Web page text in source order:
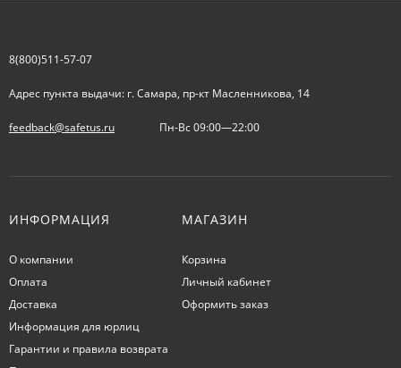
8(800)511-57-07
Адрес пункта выдачи: г. Самара, пр-кт Масленникова, 14
feedback@safetus.ru Пн-Вс 09:00—22:00
ИНФОРМАЦИЯ
О компании
Оплата
Доставка
Информация для юрлиц
Гарантии и правила возврата
МАГАЗИН
Корзина
Личный кабинет
Оформить заказ